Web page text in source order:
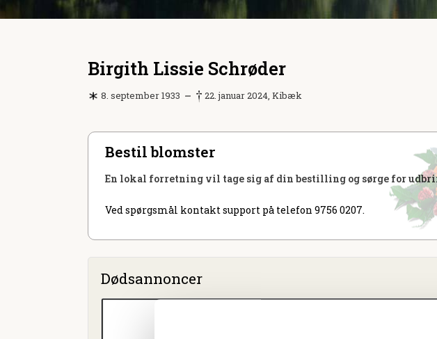
Birgith Lissie Schrøder
8. september 1933 22. januar 2024, Kibæk
Bestil blomster
En lokal forretning vil tage sig af din bestilling og sørge for
Ved spørgsmål kontakt support på telefon 9756 0207.
Dødsannoncer